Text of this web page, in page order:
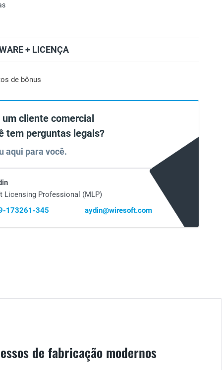
de bônus
+ LICENÇA
um cliente comercial
tem perguntas legais?
aqui para você.
Licensing Professional (MLP)
173261-345
aydin@wiresoft.com
de fabricação modernos